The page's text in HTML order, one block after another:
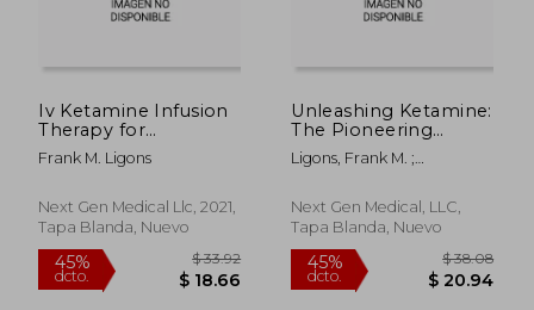
Iv Ketamine Infusion
Therapy for
Depression: Why i
Tried it, What It'S
(en Inglés)
Frank M. Ligons
Next Gen Medical Llc, 2021,
Tapa Blanda, Nuevo
Unleashing Ketamine:
The Pioneering
Psychedelic Therapy
Reshaping Modern
Ligons, Frank M. ;
Next Gen Medical, LLC,
Tapa Blanda, Nuevo